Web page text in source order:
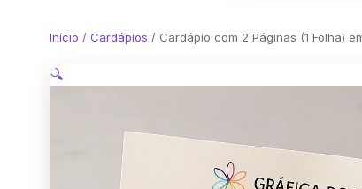
Início / Cardápios / Cardápio com 2 Páginas (1 Folha)
🔍